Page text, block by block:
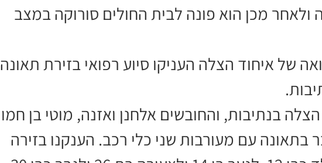
ולאחר מכן הוא פונה לבית החולים סורוקה במצב
של איחוד הצלה העניקו סיוע רפואי בזירת תאונה
בנתיבות, והחובשים אלחנן ואזנה, מוטי בן חמו
בתאונה עם מעורבות שני כלי רכב. הענקנו בזירה